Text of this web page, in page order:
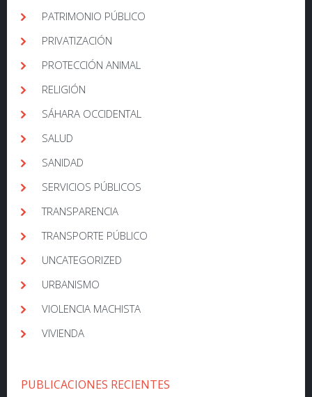
PATRIMONIO PÚBLICO
PRIVATIZACIÓN
PROTECCIÓN ANIMAL
RELIGIÓN
SÁHARA OCCIDENTAL
SALUD
SANIDAD
SERVICIOS PÚBLICOS
TRANSPARENCIA
TRANSPORTE PÚBLICO
UNCATEGORIZED
URBANISMO
VIOLENCIA MACHISTA
VIVIENDA
PUBLICACIONES RECIENTES